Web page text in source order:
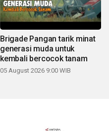
Brigade Pangan tarik minat
generasi muda untuk
kembali bercocok tanam
05 August 2026 9:00 WIB